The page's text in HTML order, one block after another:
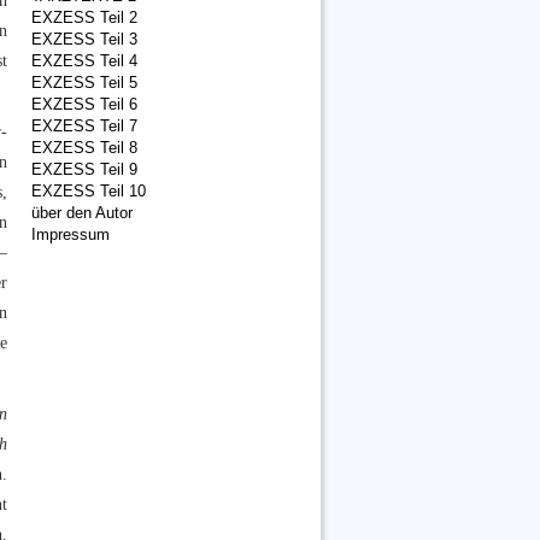
EXZESS Teil 2
EXZESS Teil 3
EXZESS Teil 4
EXZESS Teil 5
EXZESS Teil 6
EXZESS Teil 7
EXZESS Teil 8
EXZESS Teil 9
EXZESS Teil 10
über den Autor
Impressum